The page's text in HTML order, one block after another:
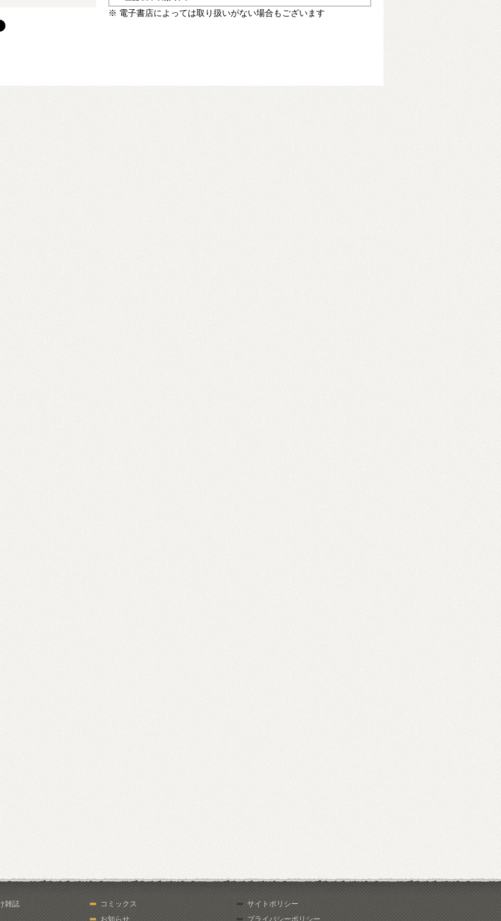
※ 電子書店によっては取り扱いがない場合もございます
雑誌
コミックス
お知らせ
サイトポリシー
プライバシーポリシー